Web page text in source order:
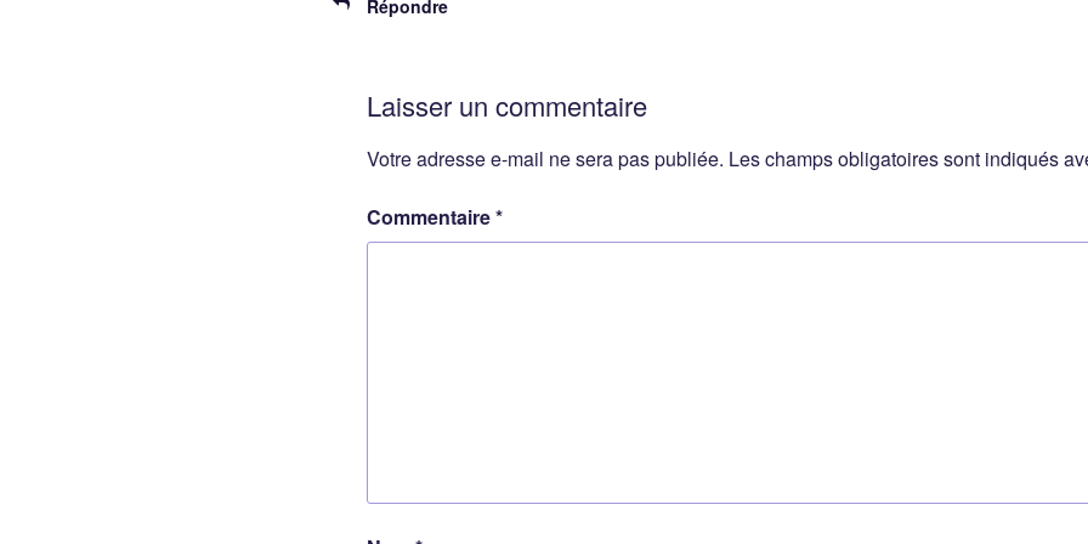
Répondre
Laisser un commentaire
Votre adresse e-mail ne sera pas publiée. Les champs obligatoires sont indiqués
Commentaire*